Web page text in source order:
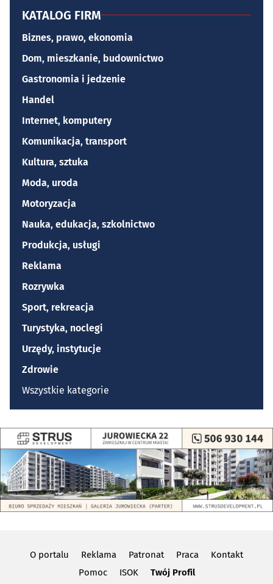
KATALOG FIRM
Biznes, prawo, ekonomia
Dom, mieszkanie, budownictwo
Gastronomia i jedzenie
Handel
Internet, komputery
Komunikacja, transport
Kultura, sztuka
Moda, uroda
Motoryzacja
Nauka, edukacja, szkolnictwo
Produkcja, usługi
Reklama
Rozrywka
Sport, rekreacja
Turystyka, noclegi
Urzędy, instytucje
Zdrowie
Wszystkie kategorie
O portalu Reklama Patronat Praca
Kontakt
Pomoc
ISOK Twój Profil